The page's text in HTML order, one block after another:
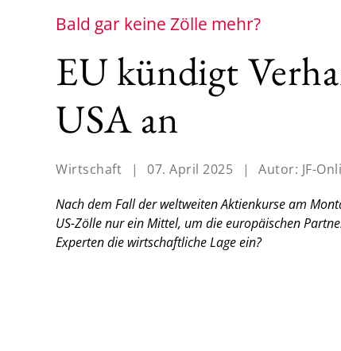
Bald gar keine Zölle mehr?
EU kündigt
USA an
Wirtschaft | 07. April 2025 | Autor: JF-
Nach dem Fall der weltweiten Aktienkurse am
US-Zölle nur ein Mittel, um die europäischen
Experten die wirtschaftliche Lage ein?